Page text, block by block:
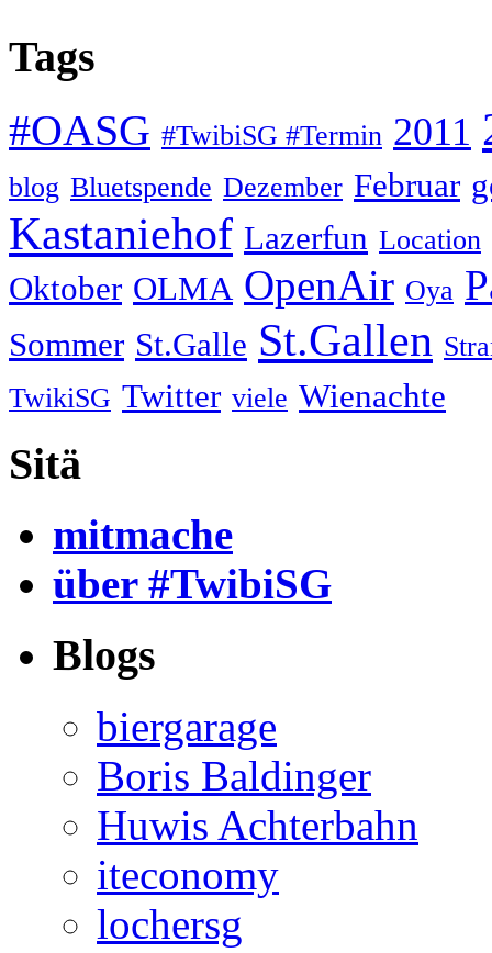
Tags
#OASG #TwibiSG #Termin 2011
blog Bluetspende Dezember Februar
Kastaniehof Lazerfun Location
Oktober OLMA OpenAir Oya
Sommer St.Galle St.Gallen
TwikiSG Twitter viele Wienachte
Sitä
mitmache
über #TwibiSG
Blogs
biergarage
Boris Baldinger
Huwis Achterbahn
iteconomy
lochersg